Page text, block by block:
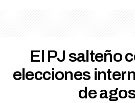
El PJ salteño
elecciones
de